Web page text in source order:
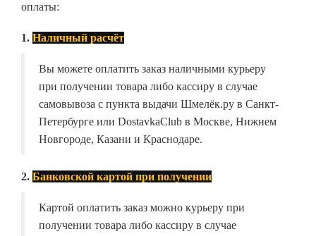
оплаты:
1. Наличный расчёт
Вы можете оплатить заказ наличными курьеру
при получении товара либо кассиру в случае
самовывоза с пункта выдачи Шмелёк.ру в Санкт-
Петербурге или DostavkaClub в Москве, Нижнем
Новгороде, Казани и Краснодаре.
2. Банковской картой при получении
Картой оплатить заказ можно курьеру при
получении товара либо кассиру в случае